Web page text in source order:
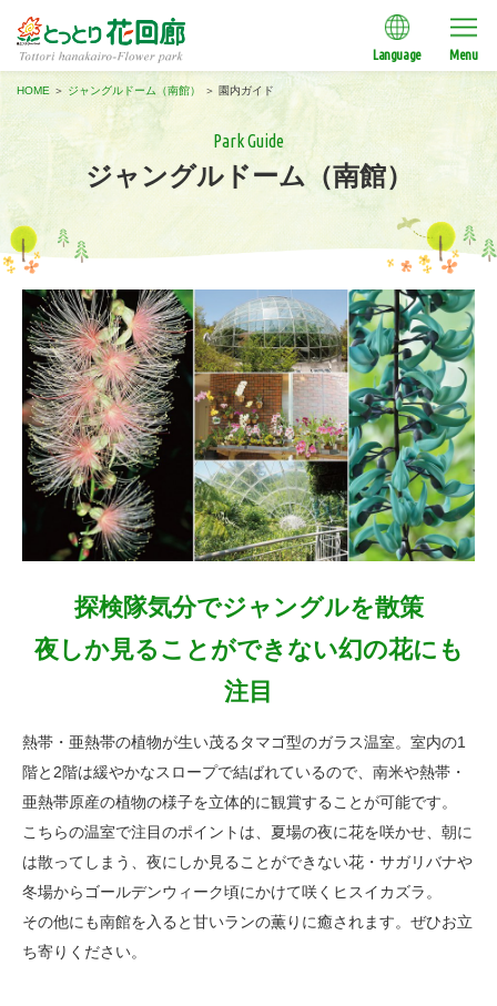
Language Menu
HOME ＞ジャングルドーム（南館） ＞ 園内ガイド
Park Guide
ジャングルドーム（南館）
探検隊気分でジャングルを散策
夜しか見ることができない幻の花にも
注目
熱帯・亜熱帯の植物が生い茂るタマゴ型のガラス温室。室内の1
階と2階は緩やかなスロープで結ばれているので、南米や熱帯・
亜熱帯原産の植物の様子を立体的に観賞することが可能です。
こちらの温室で注目のポイントは、夏場の夜に花を咲かせ、朝に
は散ってしまう、夜にしか見ることができない花・サガリバナや
冬場からゴールデンウィーク頃にかけて咲くヒスイカズラ。
その他にも南館を入ると甘いランの薫りに癒されます。ぜひお立
ち寄りください。